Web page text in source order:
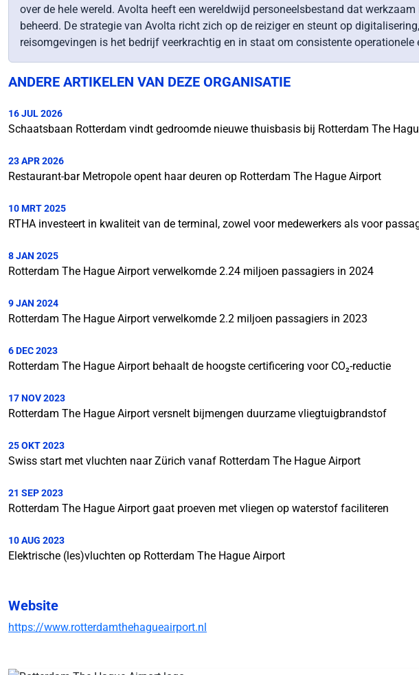
over de hele wereld. Avolta heeft een wereldwijd personeelsbestand dat
beheerd. De strategie van Avolta richt zich op de reiziger en steunt op
reisomgevingen is het bedrijf veerkrachtig en in staat om consistente
ANDERE ARTIKELEN VAN DEZE ORGANISATIE
16 JUL 2026
Schaatsbaan Rotterdam vindt gedroomde nieuwe thuisbasis bij Rotterdam The
23 APR 2026
Restaurant-bar Metropole opent haar deuren op Rotterdam The Hague Airport
10 MRT 2025
RTHA investeert in kwaliteit van de terminal, zowel voor medewerkers als voor
8 JAN 2025
Rotterdam The Hague Airport verwelkomde 2.24 miljoen passagiers in 2024
9 JAN 2024
Rotterdam The Hague Airport verwelkomde 2.2 miljoen passagiers in 2023
6 DEC 2023
Rotterdam The Hague Airport behaalt de hoogste certificering voor CO₂-reductie
17 NOV 2023
Rotterdam The Hague Airport versnelt bijmengen duurzame vliegtuigbrandstof
25 OKT 2023
Swiss start met vluchten naar Zürich vanaf Rotterdam The Hague Airport
21 SEP 2023
Rotterdam The Hague Airport gaat proeven met vliegen op waterstof faciliteren
10 AUG 2023
Elektrische (les)vluchten op Rotterdam The Hague Airport
Website
https://www.rotterdamthehagueairport.nl